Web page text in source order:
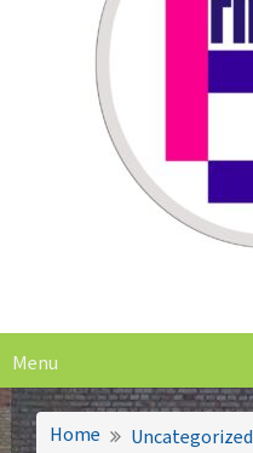
Menu
Home
Uncategorized